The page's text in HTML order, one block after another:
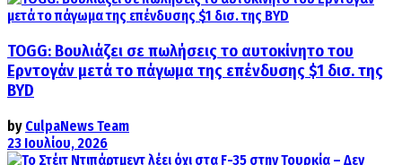
TOGG: Βουλιάζει σε πωλήσεις το αυτοκίνητο του
Ερντογάν μετά το πάγωμα της επένδυσης $1 δισ. της
BYD
by CulpaNews Team
23 Ιουλίου, 2026